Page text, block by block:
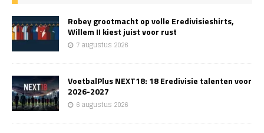
Robey grootmacht op volle Eredivisieshirts,
Willem II kiest juist voor rust
7 augustus 2026
VoetbalPlus NEXT18: 18 Eredivisie talenten voor
2026-2027
6 augustus 2026